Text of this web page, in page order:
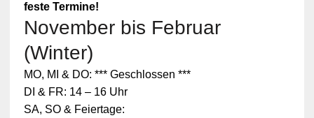
feste Termine!
November bis Februar
(Winter)
MO, MI & DO: *** Geschlossen ***
DI & FR: 14 – 16 Uhr
SA, SO & Feiertage: